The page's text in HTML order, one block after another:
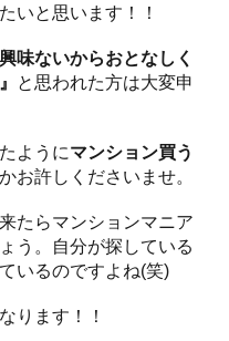
いと思います！！
味ないからおとなしく
と思われた方は大変申
ようにマンション買う
お許しくださいませ。
たらマンションマニア
う。自分が探している
いるのですよね(笑)
ります！！